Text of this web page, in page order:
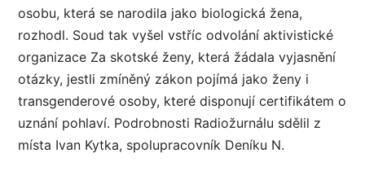
osobu, která se narodila jako biologická žena,
rozhodl. Soud tak vyšel vstříc odvolání aktivistické
organizace Za skotské ženy, která žádala vyjasnění
otázky, jestli zmíněný zákon pojímá jako ženy i
transgenderové osoby, které disponují certifikátem o
uznání pohlaví. Podrobnosti Radiožurnálu sdělil z
místa Ivan Kytka, spolupracovník Deníku N.